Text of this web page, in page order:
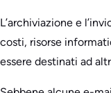
L’archiviazione e
costi, risorse
essere destinati ad